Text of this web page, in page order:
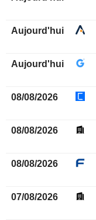
Aujourd'hui
Aujourd'hui
08/08/2026
08/08/2026
08/08/2026
07/08/2026